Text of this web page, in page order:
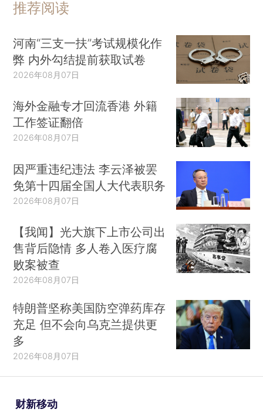
推荐阅读
河南“三支一扶”考试规模化作
弊 内外勾结提前获取试卷
2026年08月07日
海外金融专才回流香港 外籍
工作签证翻倍
2026年08月07日
因严重违纪违法 李云泽被罢
免第十四届全国人大代表职务
2026年08月07日
【我闻】光大旗下上市公司出
售背后隐情 多人卷入医疗腐
败案被查
2026年08月07日
特朗普坚称美国防空弹药库存
充足 但不会向乌克兰提供更
多
2026年08月07日
财新移动